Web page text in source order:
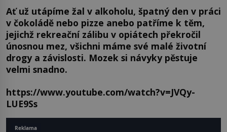
Ať už utápíme žal v alkoholu, špatný den v práci
v čokoládě nebo pizze anebo patříme k těm,
jejichž rekreační zálibu v opiátech překročil
únosnou mez, všichni máme své malé životní
drogy a závislosti. Mozek si návyky pěstuje
velmi snadno.
https://www.youtube.com/watch?v=JVQy-
LUE9Ss
Reklama